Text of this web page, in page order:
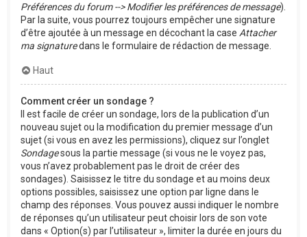
Préférences du forum --> Modifier les préférences de message).
Par la suite, vous pourrez toujours empêcher une signature
d’être ajoutée à un message en décochant la case Attacher
ma signaturedans le formulaire de rédaction de message.
Haut
Comment créer un sondage ?
Il est facile de créer un sondage, lors de la publication d’un
nouveau sujet ou la modification du premier message d’un
sujet (si vous en avez les permissions), cliquez sur l’onglet
Sondagesous la partie message (si vous ne le voyez pas,
vous n’avez probablement pas le droit de créer des
sondages). Saisissez le titre du sondage et au moins deux
options possibles, saisissez une option par ligne dans le
champ des réponses. Vous pouvez aussi indiquer le nombre
de réponses qu’un utilisateur peut choisir lors de son vote
dans « Option(s) par l’utilisateur », limiter la durée en jours du